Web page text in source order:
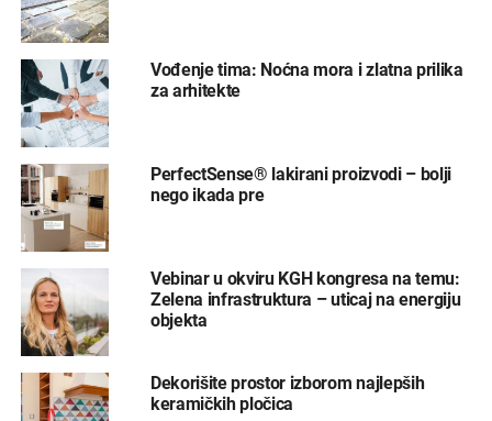
Vođenje tima: Noćna mora i zlatna prilika
za arhitekte
PerfectSense® lakirani proizvodi – bolji
nego ikada pre
Vebinar u okviru KGH kongresa na temu:
Zelena infrastruktura – uticaj na energiju
objekta
Dekorišite prostor izborom najlepših
keramičkih pločica